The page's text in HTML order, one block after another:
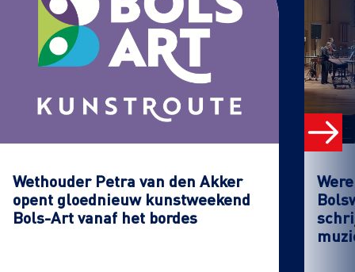
Wethouder Petra van den Akker
opent gloednieuw kunstweekend
Bols-Art vanaf het bordes